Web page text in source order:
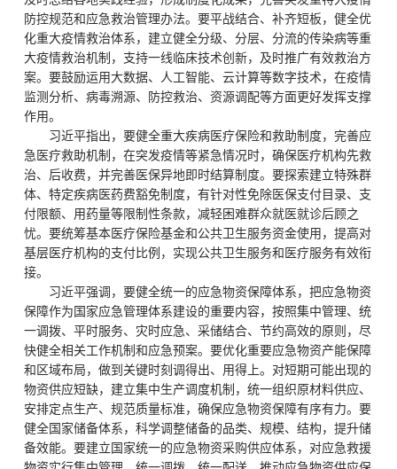
防控规范和应急救治管理办法。要平战结合、补齐短板，健全优
化重大疫情救治体系，建立健全分级、分层、分流的传染病等重
大疫情救治机制，支持一线临床技术创新，及时推广有效救治方
案。要鼓励运用大数据、人工智能、云计算等数字技术，在疫情
监测分析、病毒溯源、防控救治、资源调配等方面更好发挥支撑
作用。
习近平指出，要健全重大疾病医疗保险和救助制度，完善应
急医疗救助机制，在突发疫情等紧急情况时，确保医疗机构先救
治、后收费，并完善医保异地即时结算制度。要探索建立特殊群
体、特定疾病医药费豁免制度，有针对性免除医保支付目录、支
付限额、用药量等限制性条款，减轻困难群众就医就诊后顾之
忧。要统筹基本医疗保险基金和公共卫生服务资金使用，提高对
基层医疗机构的支付比例，实现公共卫生服务和医疗服务有效衔
接。
习近平强调，要健全统一的应急物资保障体系，把应急物资
保障作为国家应急管理体系建设的重要内容，按照集中管理、统
一调拨、平时服务、灾时应急、采储结合、节约高效的原则，尽
快健全相关工作机制和应急预案。要优化重要应急物资产能保障
和区域布局，做到关键时刻调得出、用得上。对短期可能出现的
物资供应短缺，建立集中生产调度机制，统一组织原材料供应、
安排定点生产、规范质量标准，确保应急物资保障有序有力。要
健全国家储备体系，科学调整储备的品类、规模、结构，提升储
备效能。要建立国家统一的应急物资采购供应体系，对应急救援